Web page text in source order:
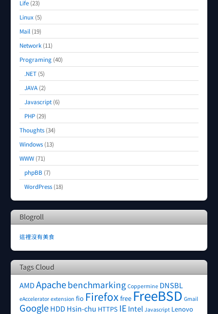
Life (23)
Linux (5)
Mail (19)
Network (11)
Programing (40)
.NET (5)
JAVA (2)
Javascript (6)
PHP (29)
Thoughts (34)
Windows (13)
WWW (71)
phpBB (7)
WordPress (18)
Blogroll
這裡沒有美食
Tags Cloud
AMDApachebenchmarking Coppermine DNSBL
eAccelerator extension fio Firefox free FreeBSD Gmail
GoogleHDDHsin-chu HTTPS IEIntel Javascript Lenovo